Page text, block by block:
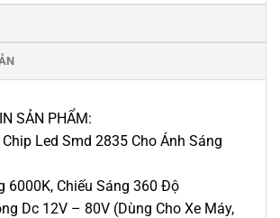
SẢN PHẨM:
Led Smd 2835 Cho Ánh Sáng
6000K, Chiếu Sáng 360 Độ
Dc 12V – 80V (Dùng Cho Xe Máy,